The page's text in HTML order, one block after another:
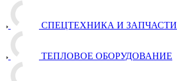
СПЕЦТЕХНИКА И ЗАПЧАСТИ
ТЕПЛОВОЕ ОБОРУДОВАНИЕ